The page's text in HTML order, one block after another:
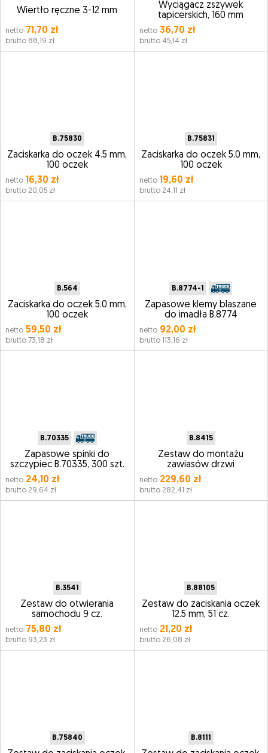
Wiertło ręczne 3-12 mm
netto 71,70 zł
brutto 88,19 zł
Wyciągacz zszywek
tapicerskich, 160 mm
netto36,70 zł
brutto 45,14 zł
B.75830
Zaciskarka do oczek 4.5 mm,
100 oczek
netto 16,30 zł
brutto 20,05 zł
B.75831
Zaciskarka do oczek 5.0 mm,
100 oczek
netto19,60 zł
brutto 24,11 zł
B.564
Zaciskarka do oczek 5.0 mm,
100 oczek
netto 59,50 zł
brutto 73,18 zł
B.8774-1
Zapasowe klemy blaszane
do imadła B.8774
netto92,00 zł
brutto 113,16 zł
B.70335
Zapasowe spinki do
szczypiec B.70335, 300 szt.
netto 24,10 zł
brutto 29,64 zł
B.8415
Zestaw do montażu
zawiasów drzwi
netto229,60 zł
brutto 282,41 zł
B.3541
Zestaw do otwierania
samochodu 9 cz.
netto 75,80 zł
brutto 93,23 zł
B.88105
Zestaw do zaciskania oczek
12.5 mm, 51 cz.
netto21,20 zł
brutto 26,08 zł
B.75840 B.8111